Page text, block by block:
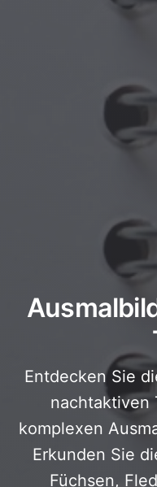
Entdecken Sie
nachtaktiven
komplexen
Erkunden Sie
Füchsen,